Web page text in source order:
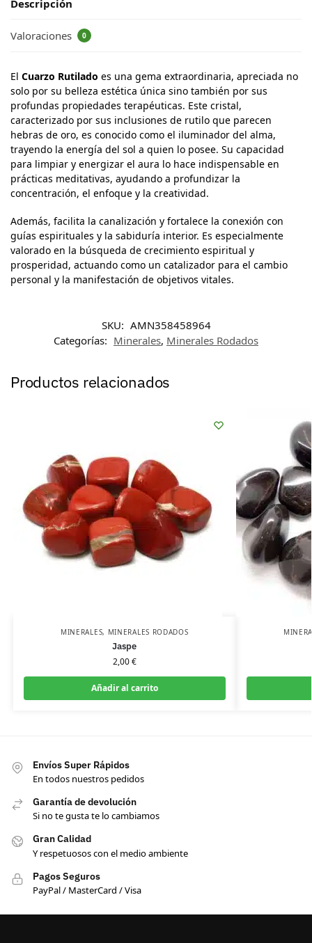
Descripción
Valoraciones 0
El Cuarzo Rutilado es una gema extraordinaria, apreciada no
solo por su belleza estética única sino también por sus
profundas propiedades terapéuticas. Este cristal,
caracterizado por sus inclusiones de rutilo que parecen
hebras de oro, es conocido como el iluminador del alma,
trayendo la energía del sol a quien lo posee. Su capacidad
para limpiar y energizar el aura lo hace indispensable en
prácticas meditativas, ayudando a profundizar la
concentración, el enfoque y la creatividad.
Además, facilita la canalización y fortalece la conexión con
guías espirituales y la sabiduría interior. Es especialmente
valorado en la búsqueda de crecimiento espiritual y
prosperidad, actuando como un catalizador para el cambio
personal y la manifestación de objetivos vitales.
SKU: AMN358458964
Categorías: Minerales, Minerales Rodados
Productos relacionados
MINERALES, MINERALES RODADOS
Jaspe
2,00€
Añadir al carrito
Envíos Super Rápidos
En todos nuestros pedidos
Garantía de devolución
Si no te gusta te lo cambiamos
Gran Calidad
Y respetuosos con el medio ambiente
Pagos Seguros
PayPal / MasterCard / Visa